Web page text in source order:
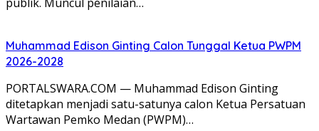
Muhammad Edison Ginting Calon Tunggal Ketua PWPM
2026-2028
PORTALSWARA.COM — Muhammad Edison Ginting
ditetapkan menjadi satu-satunya calon Ketua Persatuan
Wartawan Pemko Medan (PWPM)…